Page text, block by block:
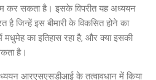
कर सकता है। इसके विपरीत यह अध्ययन
है जिन्हें इस बीमारी के विकसित होने का
का इतिहास रहा है, और क्या इसकी
है।
आरएसएसडीआई के तत्वावधान में किया